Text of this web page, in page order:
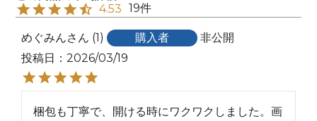
4.53 19
めぐみん 1 購入者
非公開
投稿日
2026/03/19
梱包も丁寧で、開ける時にワクワクしました。画